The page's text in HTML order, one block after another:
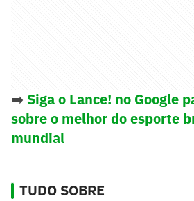
➡️ Siga o Lance! no Google
sobre o melhor do esporte
mundial
TUDO SOBRE